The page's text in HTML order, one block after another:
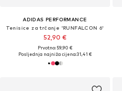
ADIDAS PERFORMANCE
Tenisice za trčanje 'RUNFALCON 6'
52,90 €
Prvotno: 59,90 €
Posljednja najniža cijena:31,41 €